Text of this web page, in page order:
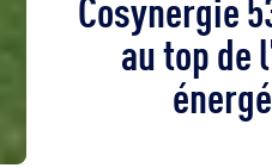
au top de